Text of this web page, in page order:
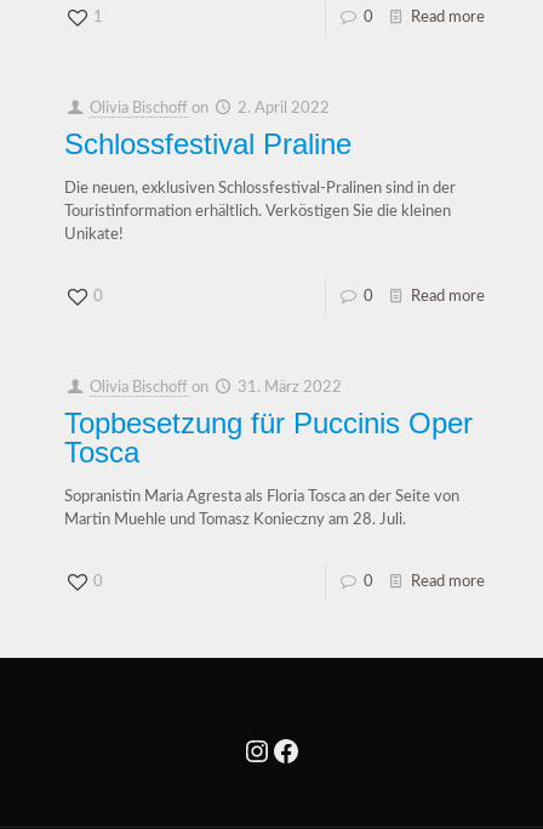
1 0 Read more
Olivia Bischoff on 2. April 2022
Schlossfestival Praline
Die neuen, exklusiven Schlossfestival-Pralinen sind in der
Touristinformation erhältlich. Verköstigen Sie die kleinen
Unikate!
0 0 Read more
Olivia Bischoff on 31. März 2022
Topbesetzung für Puccinis Oper
Tosca
Sopranistin Maria Agresta als Floria Tosca an der Seite von
Martin Muehle und Tomasz Konieczny am 28. Juli.
0 0 Read more
Instagram
Facebook